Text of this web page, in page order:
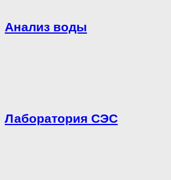
Анализ воды
Лаборатория СЭС